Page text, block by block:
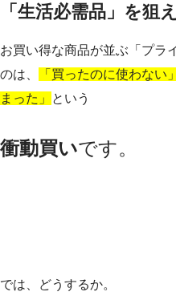
「生活必需品」を狙
お買い得な商品が並ぶ「プラ
のは、
「買ったのに使わない
まった」
という
衝動買いです。
では、どうするか。